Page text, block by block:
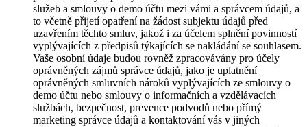
služeb a smlouvy o demo účtu mezi vámi a správcem údajů, a
to včetně přijetí opatření na žádost subjektu údajů před
uzavřením těchto smluv, jakož i za účelem splnění povinností
vyplývajících z předpisů týkajících se nakládání se souhlasem.
Vaše osobní údaje budou rovněž zpracovávány pro účely
oprávněných zájmů správce údajů, jako je uplatnění
oprávněných smluvních nároků vyplývajících ze smlouvy o
demo účtu nebo smlouvy o informačních a vzdělávacích
službách, bezpečnost, prevence podvodů nebo přímý
marketing správce údajů a kontaktování vás v jiných